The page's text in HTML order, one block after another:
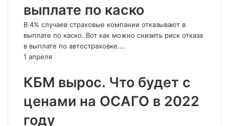
выплате по каско
В 4% случаев страховые компании отказывают в
выплате по каско. Вот как можно снизить риск отказа
в выплате по автостраховке.…
1 апреля
КБМ вырос. Что будет с
ценами на ОСАГО в 2022
году